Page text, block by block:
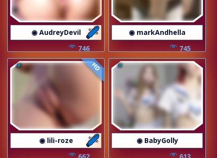
◉ AudreyDevil
746
◉ markAndhella
745
HD
◉ lili-roze
◉ BabyGolly